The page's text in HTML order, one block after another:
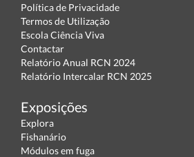
Política de Privacidade
Termos de Utilização
Escola Ciência Viva
Contactar
Relatório Anual RCN 2024
Relatório Intercalar RCN 2025
Exposições
Explora
Fishanário
Módulos em fuga